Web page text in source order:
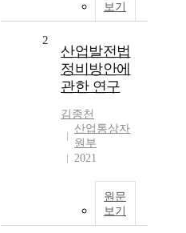
보기
2
산업발전법
정비방안에
관한 연구
김종천
산업통상자
원부
2021
원문
보기